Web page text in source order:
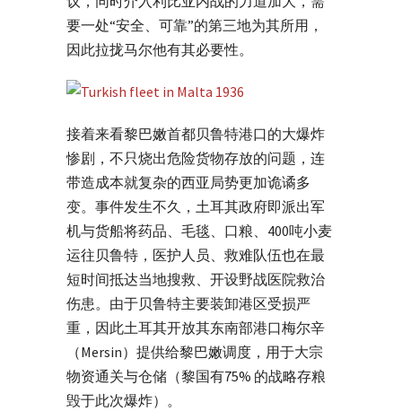
要一处“安全、可靠”的第三地为其所用，
因此拉拢马尔他有其必要性。
接着来看黎巴嫩首都贝鲁特港口的大爆炸
惨剧，不只烧出危险货物存放的问题，连
带造成本就复杂的西亚局势更加诡谲多
变。事件发生不久，土耳其政府即派出军
机与货船将药品、毛毯、口粮、400吨小麦
运往贝鲁特，医护人员、救难队伍也在最
短时间抵达当地搜救、开设野战医院救治
伤患。由于贝鲁特主要装卸港区受损严
重，因此土耳其开放其东南部港口梅尔辛
（Mersin）提供给黎巴嫩调度，用于大宗
物资通关与仓储（黎国有75% 的战略存粮
毁于此次爆炸）。